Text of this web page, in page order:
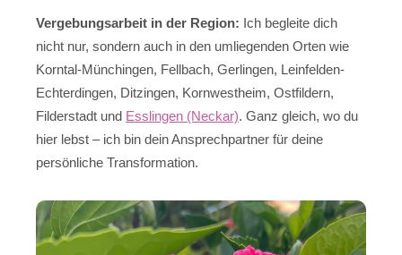
Vergebungsarbeit in der Region: Ich begleite dich
nicht nur, sondern auch in den umliegenden Orten wie
Korntal-Münchingen, Fellbach, Gerlingen, Leinfelden-
Echterdingen, Ditzingen, Kornwestheim, Ostfildern,
Filderstadt und Esslingen (Neckar). Ganz gleich, wo du
hier lebst – ich bin dein Ansprechpartner für deine
persönliche Transformation.